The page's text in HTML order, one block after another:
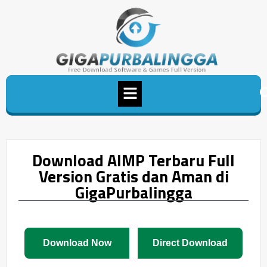
Download AIMP Terbaru Full
Version Gratis dan Aman di
GigaPurbalingga
Download Now Direct Download